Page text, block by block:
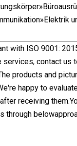
with ISO 9001:
contact us
products and
happy to
receiving
through